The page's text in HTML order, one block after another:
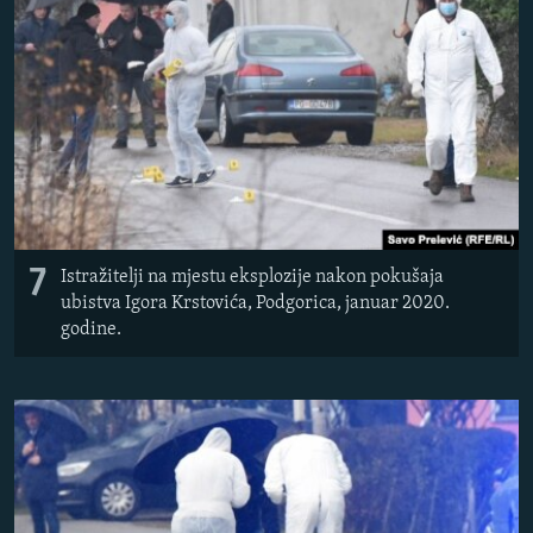
7
Istražitelji na mjestu eksplozije nakon pokušaja
ubistva Igora Krstovića, Podgorica, januar 2020.
godine.